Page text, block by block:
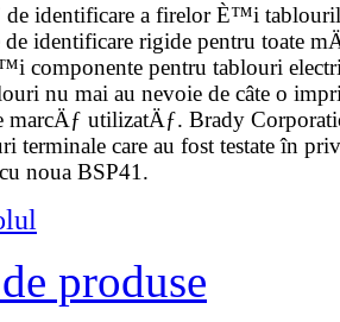
identificare a firelor È™i
identificare rigide pentru toate
componente pentru tablouri
nu mai au nevoie de câte o
marcÄƒ utilizatÄƒ. Brady
terminale care au fost testate în
noua BSP41.
produse